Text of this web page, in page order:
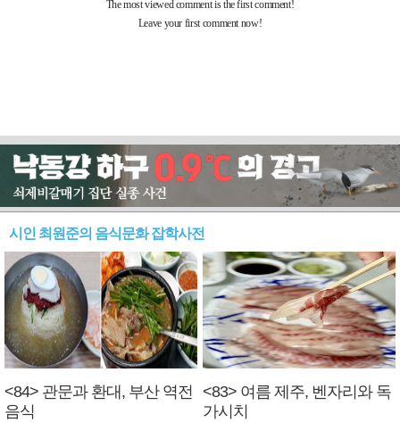
시인 최원준의 음식문화 잡학사전
<84> 관문과 환대, 부산 역전
음식
<83> 여름 제주, 벤자리와 독
가시치